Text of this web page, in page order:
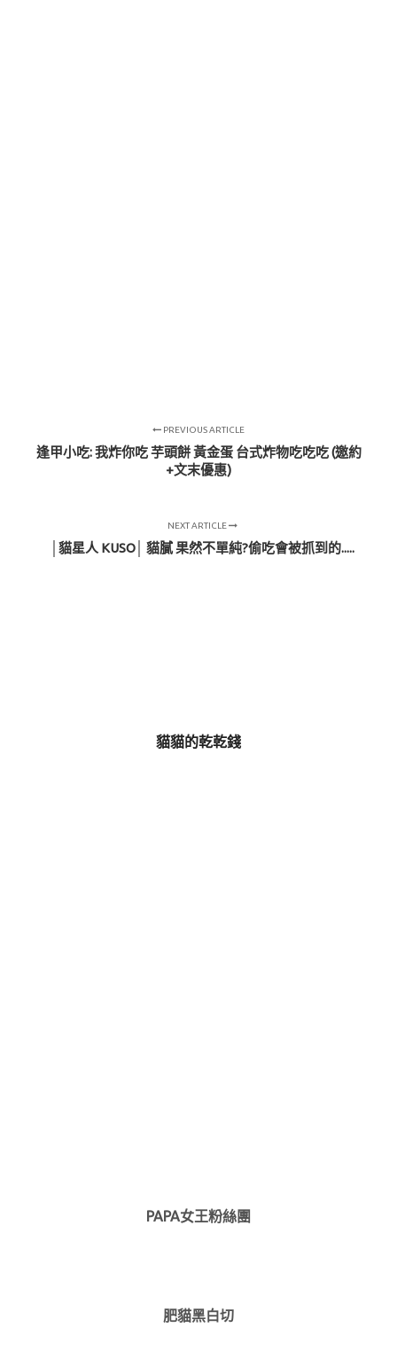
PREVIOUS ARTICLE
逢甲小吃: 我炸你吃 芋頭餅 黃金蛋 台式炸物吃吃吃 (邀約
+文末優惠)
NEXT ARTICLE
│貓星人 KUSO│ 貓膩 果然不單純?偷吃會被抓到的.....
貓貓的乾乾錢
PAPA女王粉絲團
肥貓黑白切